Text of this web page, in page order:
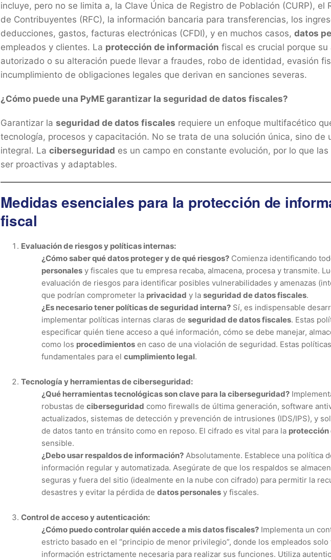
incluye, pero no se limita a, la Clave Única de Registro de Población (CURP), el
de Contribuyentes (RFC), la información bancaria para transferencias, los
deducciones, gastos, facturas electrónicas (CFDI), y en muchos casos,datos
empleados y clientes. La protección de información fiscal es crucial porque su
autorizado o su alteración puede llevar a fraudes, robo de identidad, evasión
incumplimiento de obligaciones legales que derivan en sanciones severas.
¿Cómo puede una PyME garantizar la seguridad de datos fiscales?
Garantizar laseguridad de datos fiscales requiere un enfoque multifacético
tecnología, procesos y capacitación. No se trata de una solución única, sino de
integral. Laciberseguridad es un campo en constante evolución, por lo que
ser proactivas y adaptables.
Medidas esenciales para la protección de
fiscal
Evaluación de riesgos y políticas internas:
¿Cómo saber qué datos proteger y de qué riesgos? Comienza identificando
personales y fiscales que tu empresa recaba, almacena, procesa y transmite.
evaluación de riesgos para identificar posibles vulnerabilidades y amenazas
que podrían comprometer la privacidad y laseguridad de datos fiscales.
¿Es necesario tener políticas de seguridad interna? Sí, es indispensable
implementar políticas internas claras deseguridad de datos fiscales. Estas
especificar quién tiene acceso a qué información, cómo se debe manejar,
como los procedimientos en caso de una violación de seguridad. Estas
fundamentales para elcumplimiento legal.
Tecnología y herramientas de ciberseguridad:
¿Qué herramientas tecnológicas son clave para la ciberseguridad?
robustas deciberseguridad como firewalls de última generación, software
actualizados, sistemas de detección y prevención de intrusiones (IDS/IPS), y
de datos tanto en tránsito como en reposo. El cifrado es vital para la protección
sensible.
¿Debo usar respaldos de información? Absolutamente. Establece una política
información regular y automatizada. Asegúrate de que los respaldos se
seguras y fuera del sitio (idealmente en la nube con cifrado) para permitir la
desastres y evitar la pérdida dedatos personales y fiscales.
Control de acceso y autenticación:
¿Cómo puedo controlar quién accede a mis datos fiscales? Implementa un
estricto basado en el “principio de menor privilegio”, donde los empleados solo
información estrictamente necesaria para realizar sus funciones. Utiliza